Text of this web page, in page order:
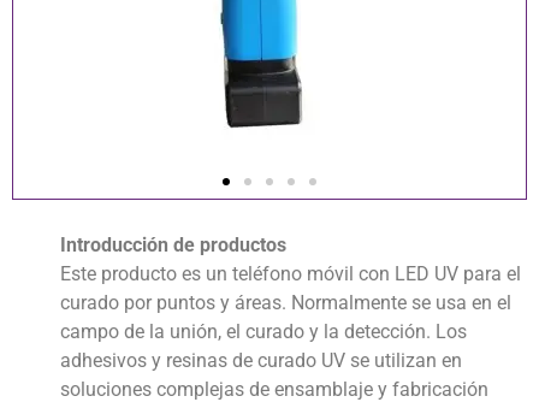
Introducción de productos
Este producto es un teléfono móvil con LED UV para el
curado por puntos y áreas. Normalmente se usa en el
campo de la unión, el curado y la detección. Los
adhesivos y resinas de curado UV se utilizan en
soluciones complejas de ensamblaje y fabricación